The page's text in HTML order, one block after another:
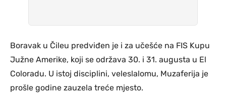
Boravak u Čileu predviđen je i za učešće na FIS Kupu
Južne Amerike, koji se održava 30. i 31. augusta u El
Coloradu. U istoj disciplini, veleslalomu, Muzaferija je
prošle godine zauzela treće mjesto.